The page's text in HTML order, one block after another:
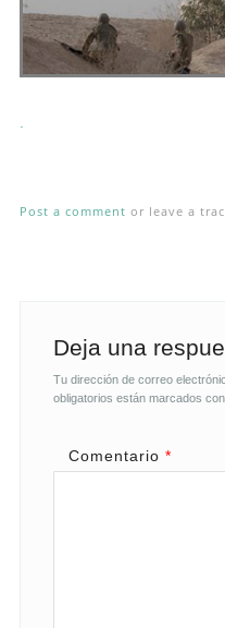
.
Post a comment or leave a
Deja una
Tu dirección de correo
obligatorios están marcados con
Comentario *